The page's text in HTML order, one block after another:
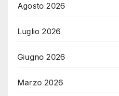
Agosto 2026
Luglio 2026
Giugno 2026
Marzo 2026